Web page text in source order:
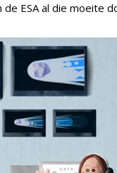
ESA al die moeite